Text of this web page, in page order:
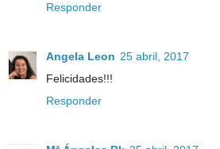
Responder
Angela Leon 25 abril, 2017
Felicidades!!!
Responder